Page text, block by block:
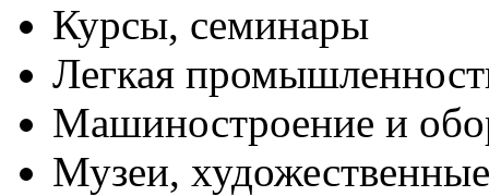
Курсы, семинары
Легкая
Машиностроение и
Музеи,